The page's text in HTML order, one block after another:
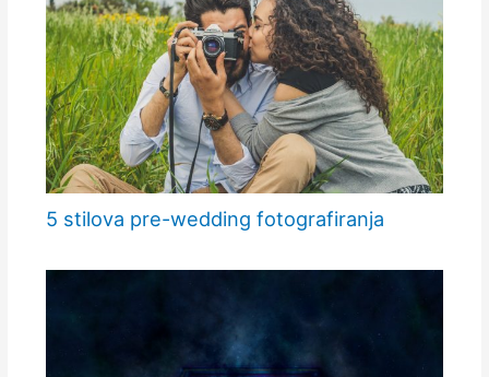
5 stilova pre-wedding fotografiranja